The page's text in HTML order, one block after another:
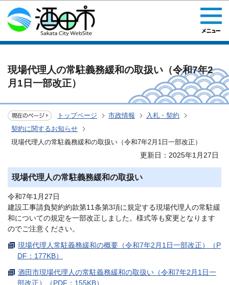
このページの本文へ移動
現場代理人の常駐義務緩和の取扱い（令和7年2
月1日一部改正）
トップページ 市政情報
入札・契約
契約に関するお知らせ
現場代理人の常駐義務緩和の取扱い（令和7年2月1日一部改正）
更新日：2025年1月27日
現場代理人の常駐義務緩和の取扱い
令和7年1月27日
建設工事請負契約約款第11条第3項に規定する現場代理人の常駐緩
和についての規定を一部改正しました。様式等も変更となります
のでご注意ください。
現場代理人常駐義務緩和の概要（令和7年2月1日一部改正）（P
DF：177KB）
酒田市現場代理人の常駐義務緩和の取扱い（令和7年2月1日一
部改正）（PDF：155KB）